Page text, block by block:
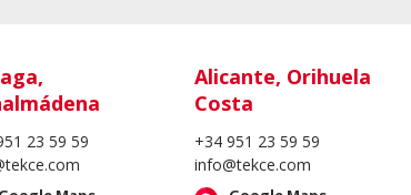
23 59 59
Alicante, Orihuela
Costa
+34 951 23 59 59
info@tekce.com